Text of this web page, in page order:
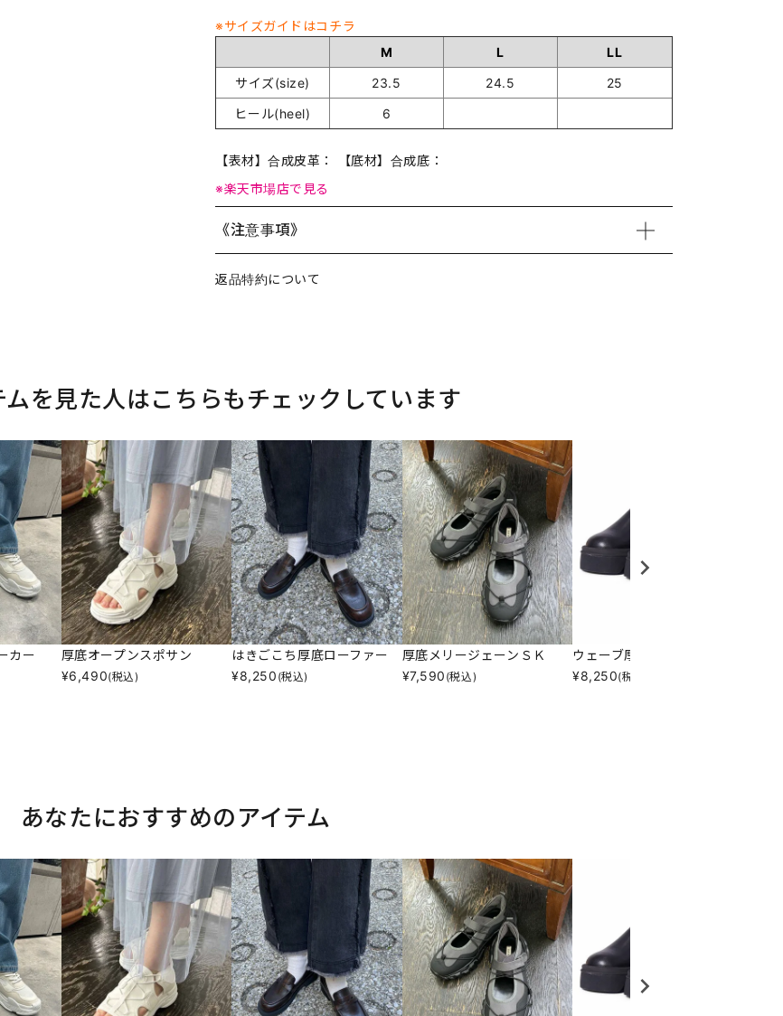
※サイズガイドはコチラ
M
L
LL
サイズ(size)
23.5 24.5
25
ヒール(heel)
6
【表材】合成皮革： 【底材】合成底：
※楽天市場店で見る
《注意事項》
返品特約について
ムを見た人はこちらもチェックしています
カー
厚底オープンスポサン
¥6,490(税込)
はきごこち厚底ローファー
¥8,250 (税込)
厚底メリージェーンＳＫ
¥7,590 (税込)
ウェーブ厚底サボサンダル
¥8,250(税込)
あなたにおすすめのアイテム